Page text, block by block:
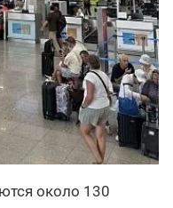
около 130